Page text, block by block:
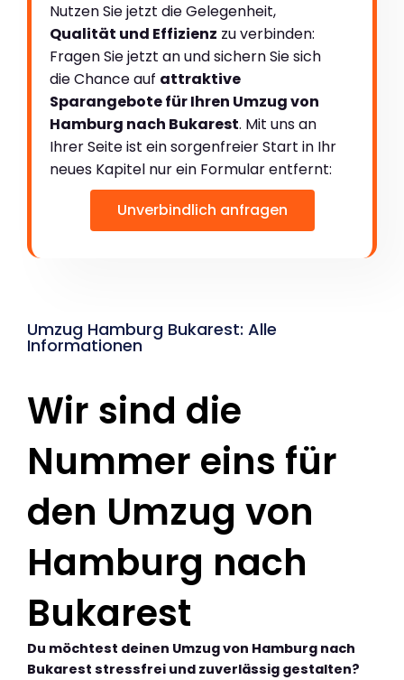
Nutzen Sie jetzt die Gelegenheit,
Qualität und Effizienz zu verbinden:
Fragen Sie jetzt an und sichern Sie sich
die Chance auf attraktive
Sparangebote für Ihren Umzug von
Hamburg nach Bukarest. Mit uns an
Ihrer Seite ist ein sorgenfreier Start in Ihr
neues Kapitel nur ein Formular entfernt:
Unverbindlich anfragen
Umzug Hamburg Bukarest: Alle
Informationen
Wir sind die
Nummer eins für
den Umzug von
Hamburg nach
Bukarest
Du möchtest deinen Umzug von Hamburg nach
Bukarest stressfrei und zuverlässig gestalten?